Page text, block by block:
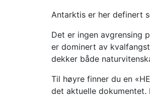
Antarktis er her definert
Det er ingen avgrensing
er dominert av
dekker både
Til høyre finner du en
det aktuelle